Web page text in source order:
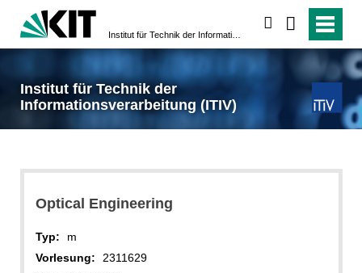
Institut für Technik der
Informationsverarbeitung (ITIV)
Optical Engineering
Typ:
m
Vorlesung:
2311629